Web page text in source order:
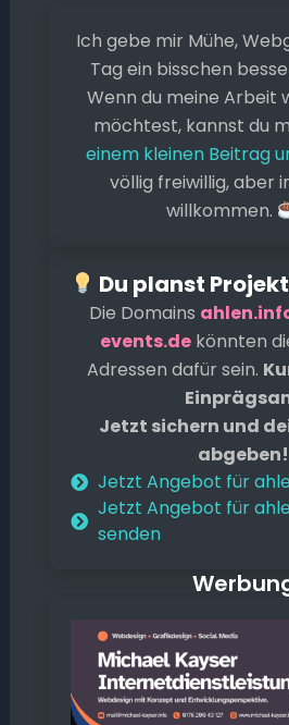
e
b
o
o
k
l ts
A
p
p
y
Li
n
k
Ich gebe mir Mühe,
Tag ein bisschen
Wenn du meine Arbeit
möchtest, kannst du
einem kleinen Beitrag
völlig freiwillig, aber
willkommen.
Du planst
Die Domains
events.dekönnten
Adressen dafür sein.
Jetzt sichern und
abgeben!
Jetzt Angebot für
Jetzt Angebot für
senden